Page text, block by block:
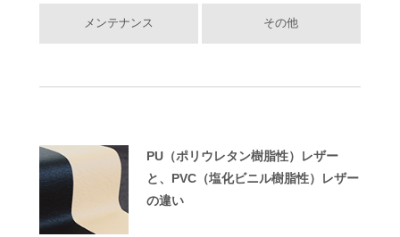
メンテナンス その他
PU（ポリウレタン樹脂性）レザー
と、PVC（塩化ビニル樹脂性）レザー
の違い